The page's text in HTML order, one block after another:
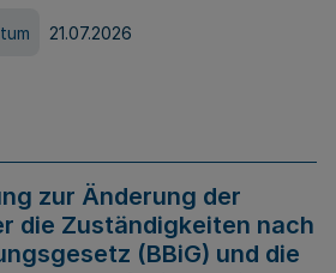
21.07.2026
zur Änderung der
die Zuständigkeiten nach
(BBiG) und die